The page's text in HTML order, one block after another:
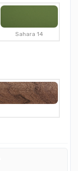
Sahara 14